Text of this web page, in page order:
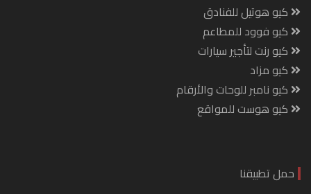
كيو هوتيل للفنادق
كيو فوود للمطاعم
كيو رنت لتأجير سيارات
كيو مزاد
كيو نامبر للوحات والأرقام
كيو هوست للمواقع
حمل تطبيقنا